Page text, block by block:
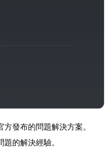
發布的問題解決方案。
的解決經驗。